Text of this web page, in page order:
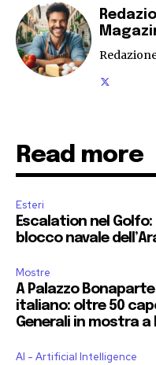
Read more
Esteri
Escalation nel
blocco navale
Mostre
A Palazzo
italiano: oltre 50
Generali in mostra a
AI - Artificial Intelligence